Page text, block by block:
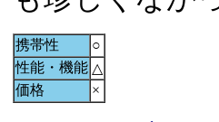
携帯性
○
性能・機能 △
価格
×